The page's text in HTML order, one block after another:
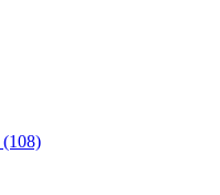
(108)